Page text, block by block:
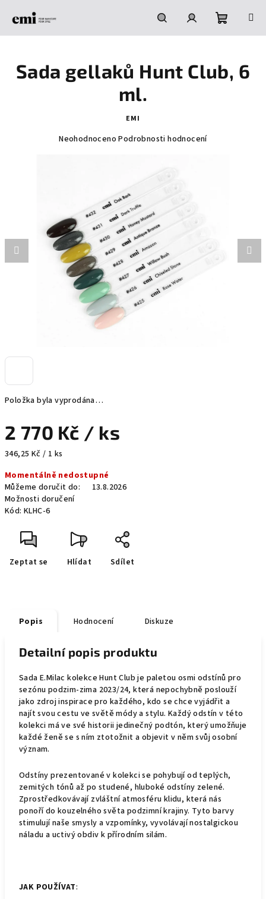
HledatPřihlášeníNákupní
košík
Položka byla vyprodána…
2 770 Kč / ks
Měrná
346,25 Kč / 1 ks
Momentálně nedostupné
Můžeme doručit do:
13.8.2026
Možnosti doručení
Kód: KLHC-6
Zeptat se Hlídat Sdílet
Sada gellaků Hunt Club, 6
ml.
EMI
Průměrné
hvězdiček.
Neohodnoceno Podrobnosti hodnocení
Popis Hodnocení Diskuze
Detailní popis produktu
Sada E.Milac kolekce Hunt Club je paletou osmi odstínů pro
sezónu podzim-zima 2023/24, která nepochybně poslouží
jako zdroj inspirace pro každého, kdo se chce vyjádřit a
najít svou cestu ve světě módy a stylu. Každý odstín v této
kolekci má ve své historii jedinečný podtón, který umožňuje
každé ženě se s ním ztotožnit a objevit v něm svůj osobní
význam.
Odstíny prezentované v kolekci se pohybují od teplých,
zemitých tónů až po studené, hluboké odstíny zelené.
Zprostředkovávají zvláštní atmosféru klidu, která nás
ponoří do kouzelného světa podzimní krajiny. Tyto barvy
stimulují naše smysly a vzpomínky, vyvolávají nostalgickou
náladu a uctivý obdiv k přírodním silám.
JAK POUŽÍVAT: